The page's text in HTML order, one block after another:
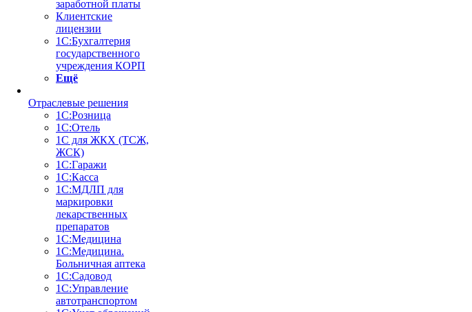
заработной платы
Клиентские
лицензии
1С:Бухгалтерия
государственного
учреждения КОРП
Ещё
Отраслевые решения
1С:Розница
1С:Отель
1С для ЖКХ (ТСЖ,
ЖСК)
1С:Гаражи
1С:Касса
1С:МДЛП для
маркировки
лекарственных
препаратов
1С:Медицина
1С:Медицина.
Больничная аптека
1С:Садовод
1С:Управление
автотранспортом